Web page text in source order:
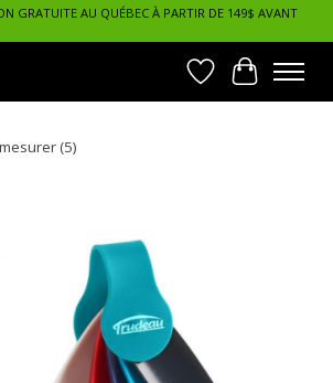
GRATUITE AU QUÉBEC À PARTIR DE 149$ AVANT
Liste dePanier
(5)
image slideshow Items